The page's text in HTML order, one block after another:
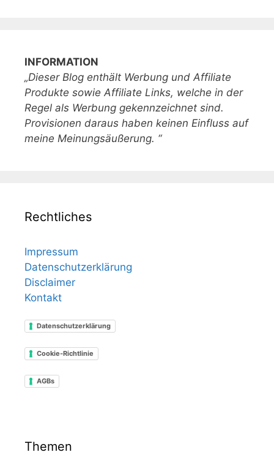
INFORMATION
„Dieser Blog enthält Werbung und Affiliate
Produkte sowie Affiliate Links, welche in der
Regel als Werbung gekennzeichnet sind.
Provisionen daraus haben keinen Einfluss auf
meine Meinungsäußerung. “
Rechtliches
Impressum
Datenschutzerklärung
Disclaimer
Kontakt
Datenschutzerklärung
Cookie-Richtlinie
AGBs
Themen